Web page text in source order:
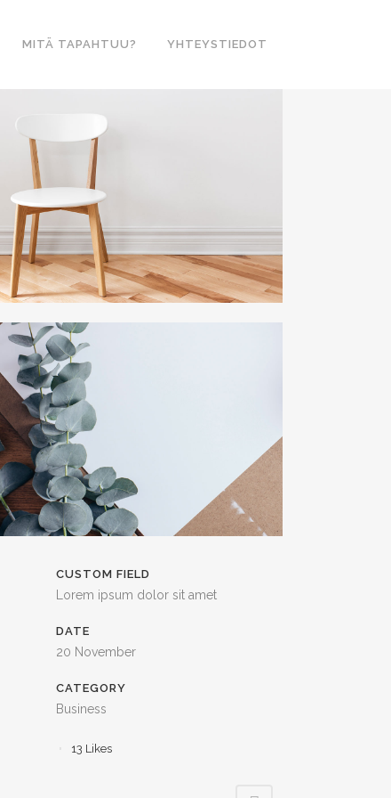
MITÄ TAPAHTUU? YHTEYSTIEDOT
CUSTOM FIELD
Lorem ipsum dolor sit amet
DATE
20 November
CATEGORY
Business
13 Likes